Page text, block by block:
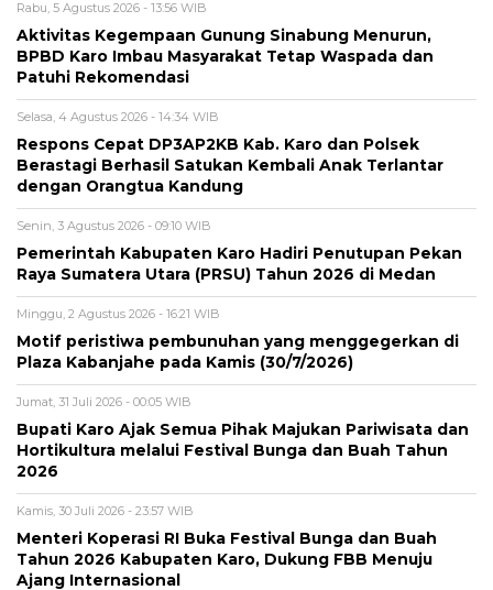
Rabu, 5 Agustus 2026 - 13:56 WIB
Aktivitas Kegempaan Gunung Sinabung Menurun,
BPBD Karo Imbau Masyarakat Tetap Waspada dan
Patuhi Rekomendasi
Selasa, 4 Agustus 2026 - 14:34 WIB
Respons Cepat DP3AP2KB Kab. Karo dan Polsek
Berastagi Berhasil Satukan Kembali Anak Terlantar
dengan Orangtua Kandung
Senin, 3 Agustus 2026 - 09:10 WIB
Pemerintah Kabupaten Karo Hadiri Penutupan Pekan
Raya Sumatera Utara (PRSU) Tahun 2026 di Medan
Minggu, 2 Agustus 2026 - 16:21 WIB
Motif peristiwa pembunuhan yang menggegerkan di
Plaza Kabanjahe pada Kamis (30/7/2026)
Jumat, 31 Juli 2026 - 00:05 WIB
Bupati Karo Ajak Semua Pihak Majukan Pariwisata dan
Hortikultura melalui Festival Bunga dan Buah Tahun
2026
Kamis, 30 Juli 2026 - 23:57 WIB
Menteri Koperasi RI Buka Festival Bunga dan Buah
Tahun 2026 Kabupaten Karo, Dukung FBB Menuju
Ajang Internasional